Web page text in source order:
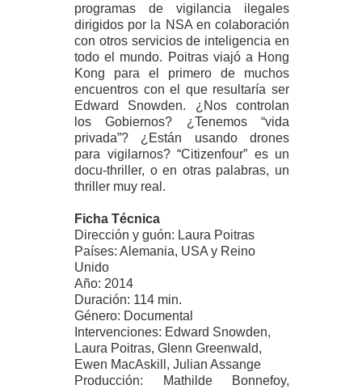
programas de vigilancia ilegales
dirigidos por la NSA en colaboración
con otros servicios de inteligencia en
todo el mundo. Poitras viajó a Hong
Kong para el primero de muchos
encuentros con el que resultaría ser
Edward Snowden. ¿Nos controlan
los Gobiernos? ¿Tenemos “vida
privada”? ¿Están usando drones
para vigilarnos? “Citizenfour” es un
docu-thriller, o en otras palabras, un
thriller muy real.
Ficha Técnica
Dirección y guón: Laura Poitras
Países: Alemania, USA y Reino
Unido
Año: 2014
Duración: 114 min.
Género: Documental
Intervenciones: Edward Snowden,
Laura Poitras, Glenn Greenwald,
Ewen MacAskill, Julian Assange
Producción: Mathilde Bonnefoy,